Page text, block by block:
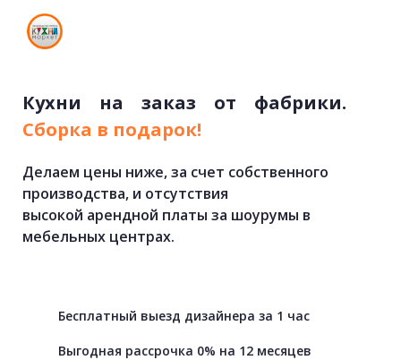
Кухни на заказ от
фабрики.
Cборка в подарок!
Делаем цены ниже, за счет собственного
производства, и отсутствия
высокой арендной платы за шоурумы в
мебельных центрах.
Бесплатный выезд дизайнера за 1 час
Выгодная рассрочка 0% на 12 месяцев